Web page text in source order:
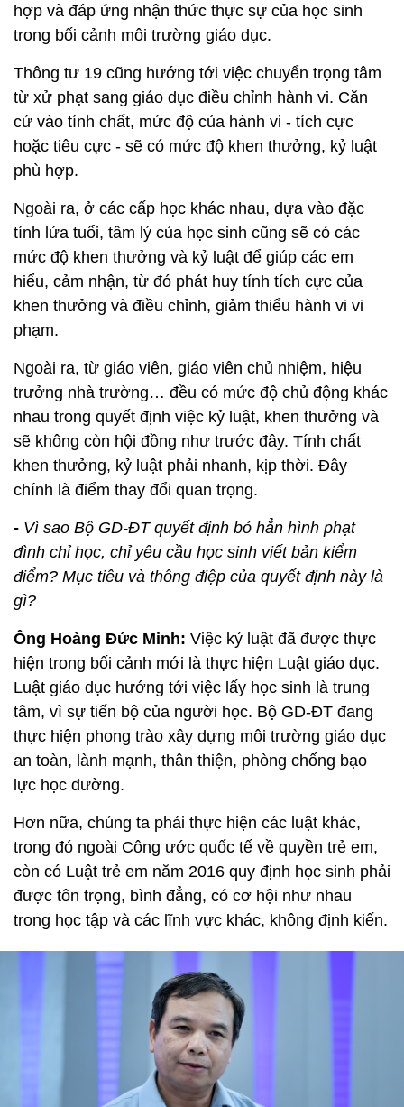
hợp và đáp ứng nhận thức thực sự của học sinh
trong bối cảnh môi trường giáo dục.
Thông tư 19 cũng hướng tới việc chuyển trọng tâm
từ xử phạt sang giáo dục điều chỉnh hành vi. Căn
cứ vào tính chất, mức độ của hành vi - tích cực
hoặc tiêu cực - sẽ có mức độ khen thưởng, kỷ luật
phù hợp.
Ngoài ra, ở các cấp học khác nhau, dựa vào đặc
tính lứa tuổi, tâm lý của học sinh cũng sẽ có các
mức độ khen thưởng và kỷ luật để giúp các em
hiểu, cảm nhận, từ đó phát huy tính tích cực của
khen thưởng và điều chỉnh, giảm thiểu hành vi vi
phạm.
Ngoài ra, từ giáo viên, giáo viên chủ nhiệm, hiệu
trưởng nhà trường… đều có mức độ chủ động khác
nhau trong quyết định việc kỷ luật, khen thưởng và
sẽ không còn hội đồng như trước đây. Tính chất
khen thưởng, kỷ luật phải nhanh, kịp thời. Đây
chính là điểm thay đổi quan trọng.
- Vì sao Bộ GD-ĐT quyết định bỏ hẳn hình phạt
đình chỉ học, chỉ yêu cầu học sinh viết bản kiểm
điểm? Mục tiêu và thông điệp của quyết định này là
gì?
Ông Hoàng Đức Minh: Việc kỷ luật đã được thực
hiện trong bối cảnh mới là thực hiện Luật giáo dục.
Luật giáo dục hướng tới việc lấy học sinh là trung
tâm, vì sự tiến bộ của người học. Bộ GD-ĐT đang
thực hiện phong trào xây dựng môi trường giáo dục
an toàn, lành mạnh, thân thiện, phòng chống bạo
lực học đường.
Hơn nữa, chúng ta phải thực hiện các luật khác,
trong đó ngoài Công ước quốc tế về quyền trẻ em,
còn có Luật trẻ em năm 2016 quy định học sinh phải
được tôn trọng, bình đẳng, có cơ hội như nhau
trong học tập và các lĩnh vực khác, không định kiến.